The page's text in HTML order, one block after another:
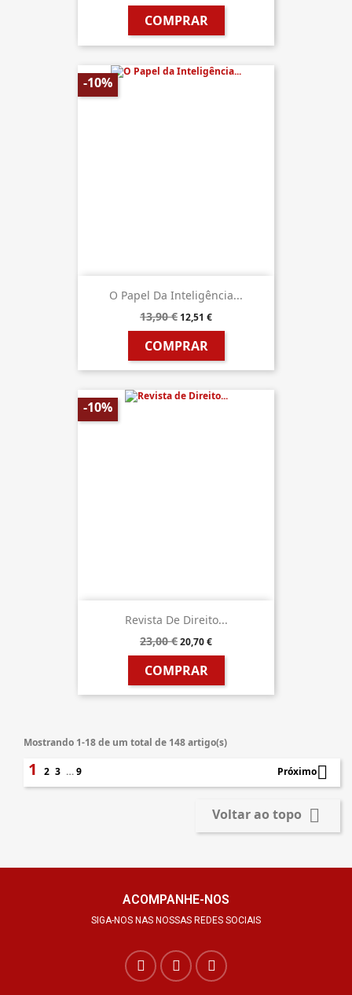
COMPRAR
O Papel Da Inteligência...
13,90 € 12,51 €
COMPRAR
-10%
Revista De Direito...
23,00 €20,70 €
COMPRAR
-10%
Mostrando 1-18 de um total de 148 artigo(s)
1 2 3 …9 Próximo
Voltar ao topo 
ACOMPANHE-NOS
SIGA-NOS NAS NOSSAS REDES SOCIAIS